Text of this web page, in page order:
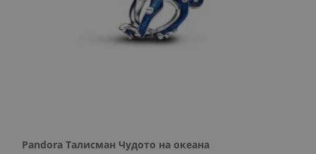
Pandora Талисман Чудото на океана